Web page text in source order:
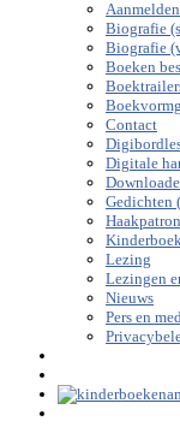
Biografie
Biografie
Boeken
Contact
Digitale
Gedichten
Lezing
Lezingen
Nieuws
Pers en